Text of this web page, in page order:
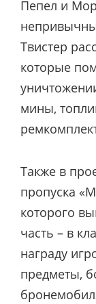
Пепел и
Твистер
которые
мины,
Также в
пропуска
которого
часть – в
награду
предметы,